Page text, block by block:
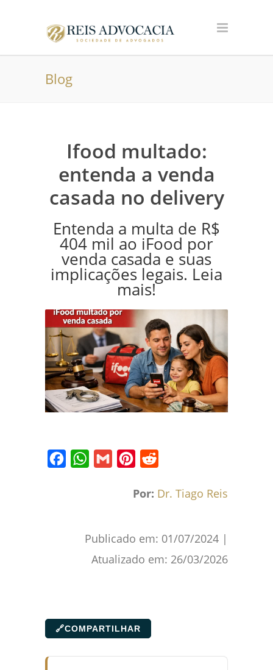
Blog
Ifood multado:
entenda a venda
casada no delivery
Entenda a multa de R$
404 mil ao iFood por
venda casada e suas
implicações legais. Leia
mais!
FacebookWhatsApp
Gmail Pinterest
Por: Dr. Tiago Reis
Publicado em: 01/07/2024 |
Atualizado em: 26/03/2026
🔗COMPARTILHAR